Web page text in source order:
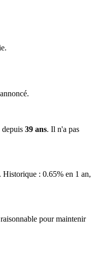
depuis 39 ans. Il n'a pas
. Historique : 0.65% en 1 an,
pour maintenir